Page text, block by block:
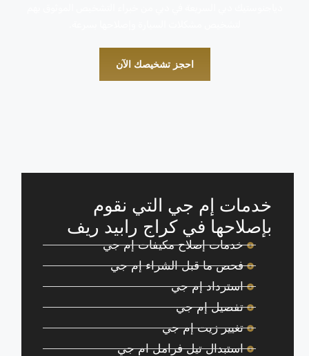
احجز تشخيصك الآن
خدمات إم جي التي نقوم
بإصلاحها في كراج رابيد ريف
خدمات إصلاح مكيفات إم جي
فحص ما قبل الشراء إم جي
استرداد إم جي
تفصيل إم جي
تغيير زيت إم جي
استبدال تيل فرامل ام جي